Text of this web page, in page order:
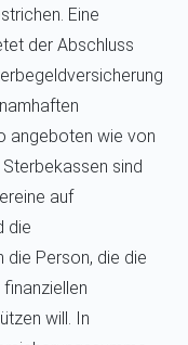
Eine
der Abschluss
angeboten wie von
sind
auf
die
die Person, die die
will. In